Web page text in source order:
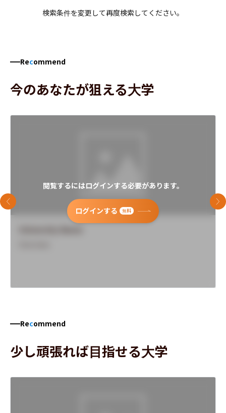
検索条件を変更して再度検索してください。
Recommend
今のあなたが狙える大学
閲覧するにはログインする必要があります。
ログインする 無料
前のスライド 次
Recommend
少し頑張れば目指せる大学